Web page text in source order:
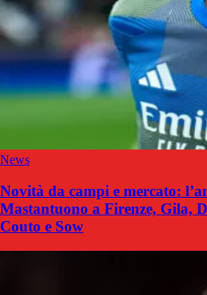
News
Novità da campi e mercato:
Mastantuono a Firenze, Gila,
Couto e Sow